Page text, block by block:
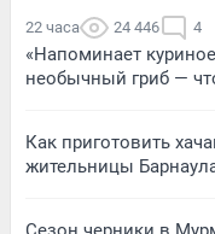
22 часа 24 446 4
«Напоминает
необычный гриб —
Как приготовить
жительницы